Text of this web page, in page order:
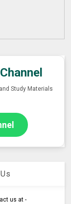
Study Materials
us at -